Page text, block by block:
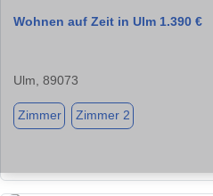
Wohnen auf Zeit in Ulm 1.390 €
Ulm, 89073
Zimmer Zimmer 2